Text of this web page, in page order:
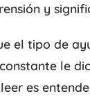
y
el tipo de
le
es